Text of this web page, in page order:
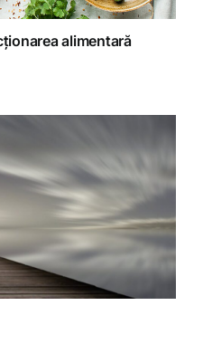
alimentară